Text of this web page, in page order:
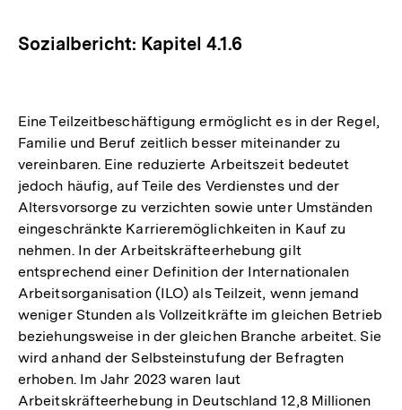
Sozialbericht: Kapitel 4.1.6
Eine Teilzeitbeschäftigung ermöglicht es in der Regel,
Familie und Beruf zeitlich besser miteinander zu
vereinbaren. Eine reduzierte Arbeitszeit bedeutet
jedoch häufig, auf Teile des Verdienstes und der
Altersvorsorge zu verzichten sowie unter Umständen
eingeschränkte Karrieremöglichkeiten in Kauf zu
nehmen. In der Arbeitskräfteerhebung gilt
entsprechend ­einer Definition der Internationalen
Arbeitsorganisation (ILO) als Teilzeit, wenn jemand
weniger Stunden als Vollzeitkräfte im gleichen Betrieb
beziehungsweise in der gleichen Branche arbeitet. Sie
wird anhand der Selbsteinstufung der Befragten
erhoben. Im Jahr 2023 waren laut
Arbeitskräfteerhebung in Deutschland 12,8 Millionen